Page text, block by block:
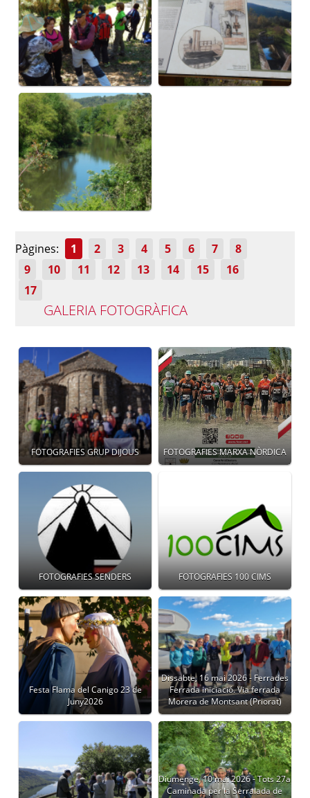
Pàgines: 1 2 3 4 5 6 7
8
9
10 11 12 13 14 15
16
17
GALERIA FOTOGRÀFICA
FOTOGRAFIES GRUP DIJOUS FOTOGRAFIES MARXA NÒRDICA
FOTOGRAFIES SENDERS FOTOGRAFIES 100 CIMS
Festa Flama del Canigo 23 de
Juny2026
Dissabte, 16 mai 2026 - Ferrades
Ferrada iniciació. Via ferrada
Morera de Montsant (Priorat)
Diumenge, 10 mai 2026 - Tots 27a
Caminada per la Serralada de